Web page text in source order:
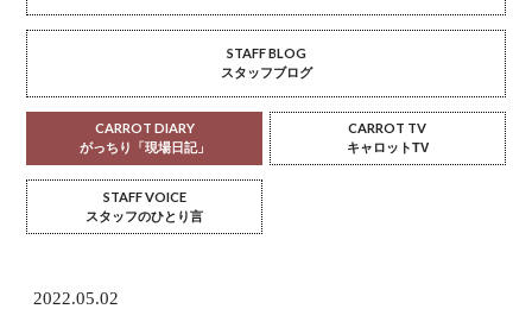
STAFF BLOG
スタッフブログ
CARROT DIARY
がっちり「現場日記」
CARROT TV
キャロットTV
STAFF VOICE
スタッフのひとり言
2022.05.02